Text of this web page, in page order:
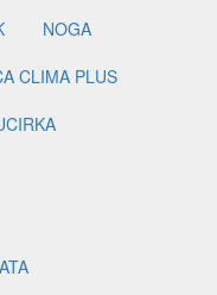
NOGA
CLIMA PLUS